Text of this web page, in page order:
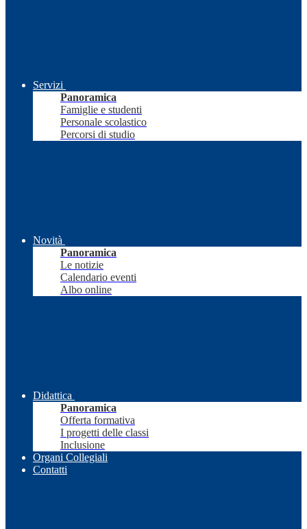
Servizi
Panoramica
Famiglie e studenti
Personale scolastico
Percorsi di studio
Novità
Panoramica
Le notizie
Calendario eventi
Albo online
Didattica
Panoramica
Offerta formativa
I progetti delle classi
Inclusione
Organi Collegiali
Contatti